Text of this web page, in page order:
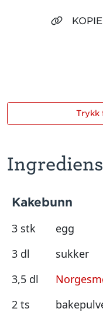
Kakebunn
3 stk
egg
3 dl
sukker
3,5 dl
2 ts
Trykk